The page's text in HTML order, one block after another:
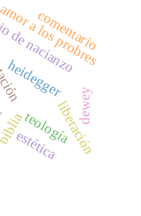
teología
heidegger
nacianzo
a los probres
liberación
comentario
dewey
estética